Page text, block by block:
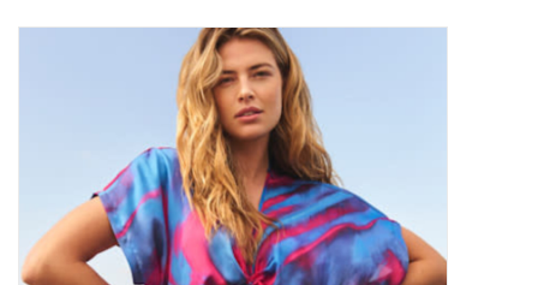
Body
Homewear